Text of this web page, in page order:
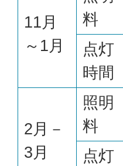
11月
～1月
料
点灯
時間
2月－
3月
照明
料
点灯